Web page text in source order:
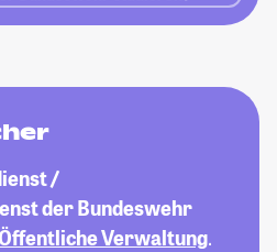
/
der Bundeswehr
Verwaltung.